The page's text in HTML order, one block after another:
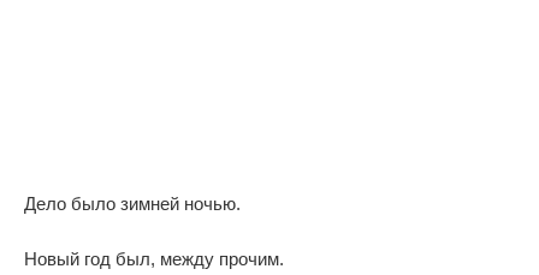
Дело было зимней ночью.
Новый год был, между прочим.